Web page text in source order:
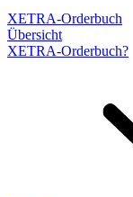
XETRA-Orderbuch
Übersicht
XETRA-Orderbuch?